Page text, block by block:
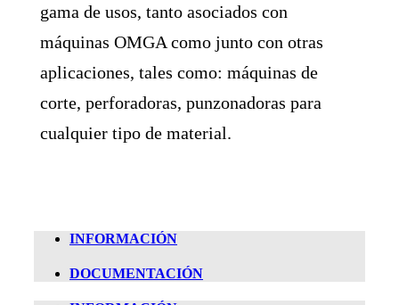
gama de usos, tanto asociados con
máquinas OMGA como junto con otras
aplicaciones, tales como: máquinas de
corte, perforadoras, punzonadoras para
cualquier tipo de material.
INFORMACIÓN
DOCUMENTACIÓN